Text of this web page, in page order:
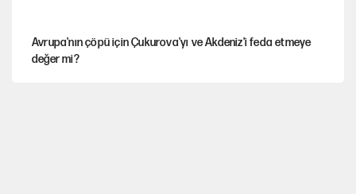
Avrupa'nın çöpü için Çukurova'yı ve Akdeniz'i feda etmeye
değer mi?